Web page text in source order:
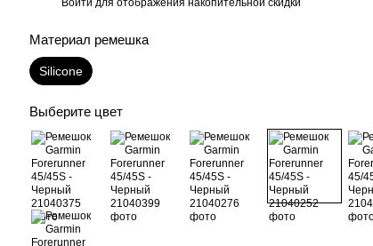
Материал ремешка
Silicone
Выберите цвет